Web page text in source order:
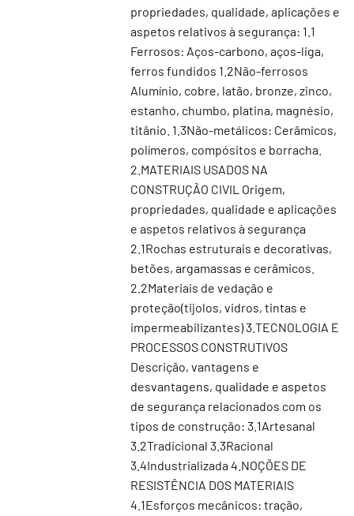
propriedades, qualidade, aplicações e
aspetos relativos à segurança: 1.1
Ferrosos: Aços-carbono, aços-liga,
ferros fundidos 1.2Não-ferrosos
Alumínio, cobre, latão, bronze, zinco,
estanho, chumbo, platina, magnésio,
titânio. 1.3Não-metálicos: Cerâmicos,
polímeros, compósitos e borracha.
2.MATERIAIS USADOS NA
CONSTRUÇÃO CIVIL Origem,
propriedades, qualidade e aplicações
e aspetos relativos à segurança
2.1Rochas estruturais e decorativas,
betões, argamassas e cerâmicos.
2.2Materiais de vedação e
proteção(tijolos, vidros, tintas e
impermeabilizantes) 3.TECNOLOGIA E
PROCESSOS CONSTRUTIVOS
Descrição, vantagens e
desvantagens, qualidade e aspetos
de segurança relacionados com os
tipos de construção: 3.1Artesanal
3.2Tradicional 3.3Racional
3.4Industrializada 4.NOÇÕES DE
RESISTÊNCIA DOS MATERIAIS
4.1Esforços mecânicos: tração,